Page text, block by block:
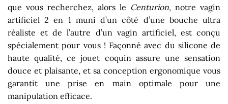
que vous recherchez, alors le Centurion, notre vagin
artificiel 2 en 1 muni d’un côté d’une bouche ultra
réaliste et de l’autre d’un vagin artificiel, est conçu
spécialement pour vous ! Façonné avec du silicone de
haute qualité, ce jouet coquin assure une sensation
douce et plaisante, et sa conception ergonomique vous
garantit une prise en main optimale pour une
manipulation efficace.